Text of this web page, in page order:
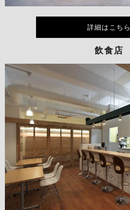
詳細はこちら
飲食店